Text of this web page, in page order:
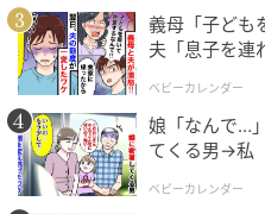
エキサイトニュース
義母「子ども
夫「息子を連
ベビーカレンダー
娘「なんで…
てくる男→私
ベビーカレンダー